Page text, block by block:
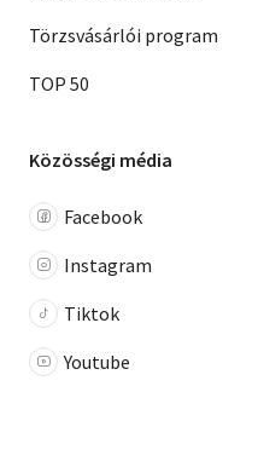
Törzsvásárlói program
TOP 50
Közösségi média
Facebook
Instagram
Tiktok
Youtube